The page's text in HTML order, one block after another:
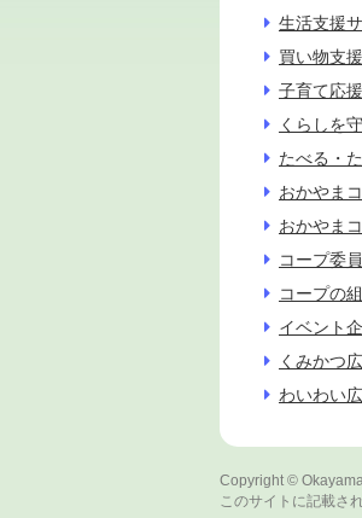
生活支援
買い物支
子育て応
くらしを
たべる・
おかやま
おかやま
コープ委
コープの
イベント
くみかつ
わいわい
Copyright©
このサイトに記載さ